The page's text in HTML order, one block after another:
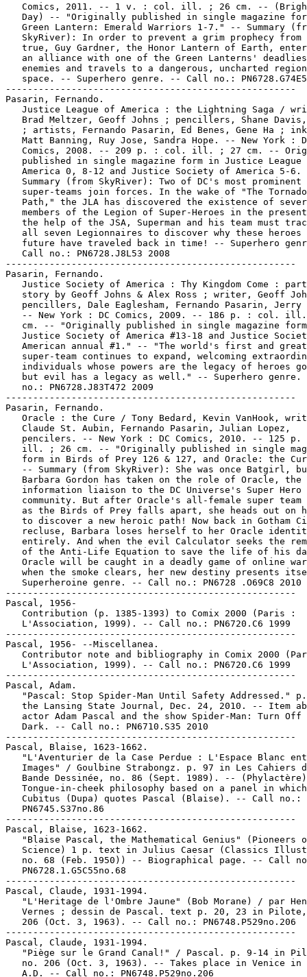
Comics, 2011. -- 1 v. : col. ill. ; 26 cm. --
Day) -- "Originally published in single magazine
Green Lantern: Emerald Warriors 1-7." -- Summary
SkyRiver): In order to prevent a grim prophecy from
true, Guy Gardner, the Honor Lantern of Earth,
an alliance with one of the Green Lanterns'
enemies and travels to a dangerous, uncharted
space. -- Superhero genre. -- Call no.:
-----------------------------------------------------
Pasarin, Fernando.
Justice League of America : the Lightning Saga /
Brad Meltzer, Geoff Johns ; pencillers, Shane
; artists, Fernando Pasarin, Ed Benes, Gene Ha ;
Matt Banning, Ruy Jose, Sandra Hope. -- New York :
Comics, 2008. -- 209 p. : col. ill. ; 27 cm. --
published in single magazine form in Justice League
America 0, 8-12 and Justice Society of America 5-6.
   Summary (from SkyRiver): Two of DC's most prominent
super-teams join forces. In the wake of "The
Path," the JLA has discovered the existence of
members of the Legion of Super-Heroes in the
the help of the JSA, Superman and his team must
all seven Legionnaires to discover why these heroes
future have traveled back in time! -- Superhero
   Call no.: PN6728.J8L53 2008
-----------------------------------------------------
Pasarin, Fernando.
Justice Society of America : Thy Kingdom Come :
story by Geoff Johns & Alex Ross ; writer, Geoff
pencillers, Dale Eaglesham, Fernando Pasarin, Jerry
-- New York : DC Comics, 2009. -- 186 p. : col.
cm. -- "Originally published in single magazine
Justice Society of America #13-18 and Justice
American annual #1." -- "The world's first and
super-team continues to expand, welcoming
individuals whose powers are the legacy of heroes
but evil has a legacy as well." -- Superhero genre.
   no.: PN6728.J83T472 2009
-----------------------------------------------------
Pasarin, Fernando.
Oracle : the Cure / Tony Bedard, Kevin VanHook,
   Claude St. Aubin, Fernando Pasarin, Julian Lopez,
pencilers. -- New York : DC Comics, 2010. -- 125 p.
ill. ; 26 cm. -- "Originally published in single
form in Birds of Prey 126 & 127, and Oracle: the
-- Summary (from SkyRiver): She was once Batgirl,
   Barbara Gordon has taken on the role of Oracle, the
   information liaison to the DC Universe's Super Hero
community. But after Oracle's all-female super team
as the Birds of Prey falls apart, she heads out on
to discover a new heroic path! Now back in Gotham
recluse, Barbara loses herself to her Oracle
entirely. And when the evil Calculator seeks the
of the Anti-Life Equation to save the life of his
Oracle will be caught in a deadly game of online
when the smoke clears, her new destiny presents
   Superheroine genre. -- Call no.: PN6728 .O69C8 2010
-----------------------------------------------------
Pascal, 1956-
   Contribution (p. 1385-1393) to Comix 2000 (Paris :
   L'Association, 1999). -- Call no.: PN6720.C6 1999
-----------------------------------------------------
Pascal, 1956- --Miscellanea.
Contributor note and bibliography in Comix 2000
   L'Association, 1999). -- Call no.: PN6720.C6 1999
-----------------------------------------------------
Pascal, Adam.
"Pascal: Stop Spider-Man Until Safety Addressed."
the Lansing State Journal, Dec. 24, 2010. -- Item
actor Adam Pascal and the show Spider-Man: Turn Off
   Dark. -- Call no.: PN6710.S35 2010
-----------------------------------------------------
Pascal, Blaise, 1623-1662.
"L'Aventurier de la Case Perdue : L'Espace Blanc
Images" / Goulbine Strabongz. p. 97 in Les Cahiers
Bande Dessinée, no. 86 (Sept. 1989). --
   Tongue-in-cheek philosophy based on a panel in which
   Cubitus (Dupa) quotes Pascal (Blaise). -- Call no.:
   PN6745.S37no.86
-----------------------------------------------------
Pascal, Blaise, 1623-1662.
"Blaise Pascal, the Mathematical Genius" (Pioneers
Science) 1 p. text in Julius Caesar (Classics
no. 68 (Feb. 1950)) -- Biographical page. -- Call
   PN6728.1.G5C55no.68
-----------------------------------------------------
Pascal, Claude, 1931-1994.
"L'Heritage de l'Ombre Jaune" (Bob Morane) / par
Vernes ; dessin de Pascal. text p. 20, 23 in
   206 (Oct. 3, 1963). -- Call no.: PN6748.P529no.206
-----------------------------------------------------
Pascal, Claude, 1931-1994.
"Piège sur le Grand Canal!" / Pascal. p. 9-14 in
no. 206 (Oct. 3, 1963). -- Takes place in Venice in
   A.D. -- Call no.: PN6748.P529no.206